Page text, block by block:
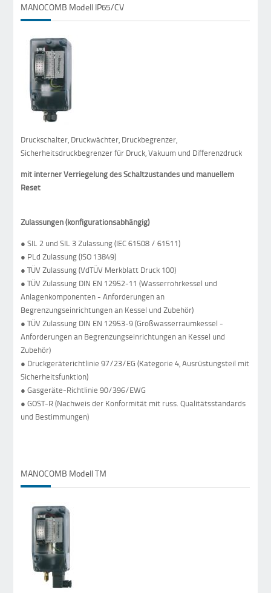
MANOCOMB Modell IP65/CV
Druckschalter, Druckwächter, Druckbegrenzer,
Sicherheitsdruckbegrenzer für Druck, Vakuum und Differenzdruck
mit interner Verriegelung des Schaltzustandes und manuellem
Reset
Zulassungen (konfigurationsabhängig)
● SIL 2 und SIL 3 Zulassung (IEC 61508 / 61511)
● PLd Zulassung (ISO 13849)
● TÜV Zulassung (VdTÜV Merkblatt Druck 100)
● TÜV Zulassung DIN EN 12952-11 (Wasserrohrkessel und
Anlagenkomponenten - Anforderungen an
Begrenzungseinrichtungen an Kessel und Zubehör)
● TÜV Zulassung DIN EN 12953-9 (Großwasserraumkessel -
Anforderungen an Begrenzungseinrichtungen an Kessel und
Zubehör)
● Druckgeräterichtlinie 97/23/EG (Kategorie 4, Ausrüstungsteil mit
Sicherheitsfunktion)
● Gasgeräte-Richtlinie 90/396/EWG
● GOST-R (Nachweis der Konformität mit russ. Qualitätsstandards
und Bestimmungen)
MANOCOMB Modell TM